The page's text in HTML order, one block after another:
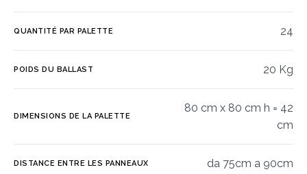
QUANTITÉ PAR PALETTE 24
POIDS DU BALLAST 20 Kg
DIMENSIONS DE LA PALETTE
80 cm x 80 cm h = 42
cm
DISTANCE ENTRE LES PANNEAUX da 75cm a 90cm